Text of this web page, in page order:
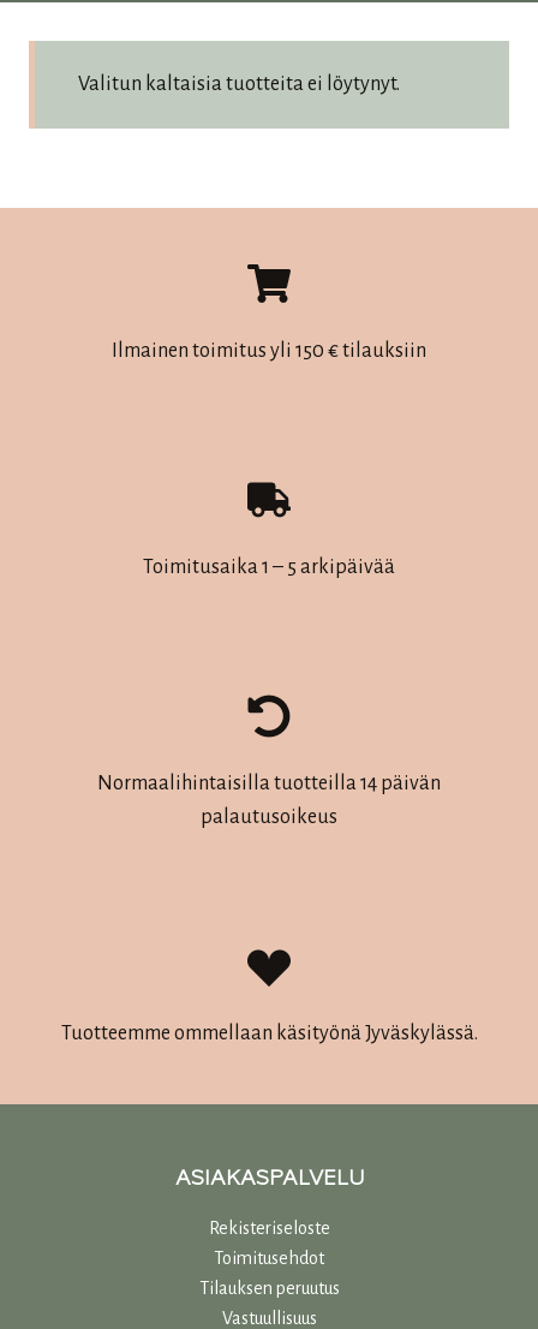
Valitun kaltaisia tuotteita ei löytynyt.
Ilmainen toimitus yli 150 € tilauksiin
Toimitusaika 1 – 5 arkipäivää
Normaalihintaisilla tuotteilla 14 päivän
palautusoikeus
Tuotteemme ommellaan käsityönä Jyväskylässä.
ASIAKASPALVELU
Rekisteriseloste
Toimitusehdot
Tilauksen peruutus
Vastuullisuus